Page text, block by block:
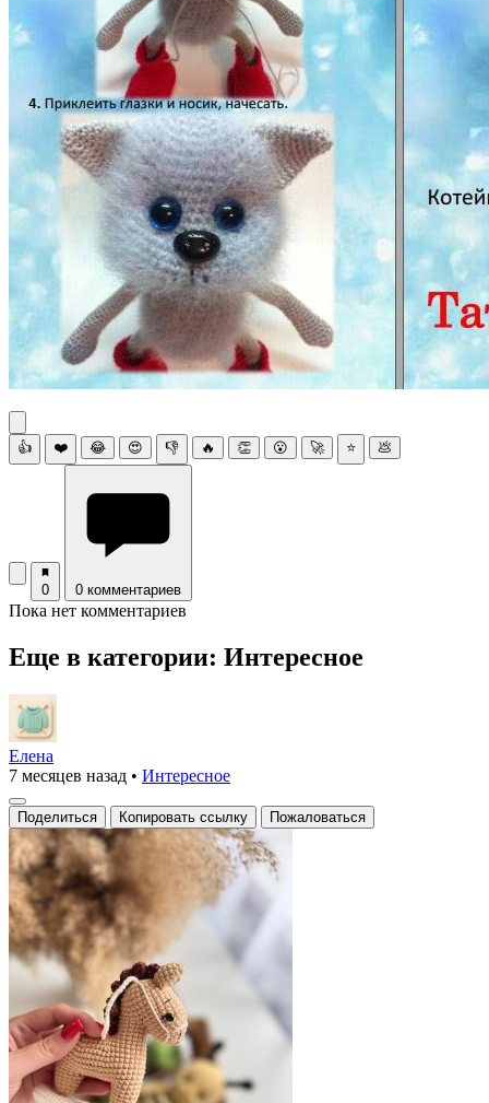
👍 ❤️ 😂 😍 👎 🔥 👏 😮 🚀 ⭐ 💩
0 0 комментариев
Пока нет комментариев
Еще в категории: Интересное
Елена
7 месяцев назад • Интересное
Поделиться Копировать ссылку Пожаловаться